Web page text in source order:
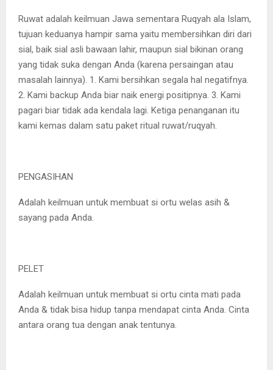
Ruwat adalah keilmuan Jawa sementara Ruqyah ala Islam,
tujuan keduanya hampir sama yaitu membersihkan diri dari
sial, baik sial asli bawaan lahir, maupun sial bikinan orang
yang tidak suka dengan Anda (karena persaingan atau
masalah lainnya). 1. Kami bersihkan segala hal negatifnya.
2. Kami backup Anda biar naik energi positipnya. 3. Kami
pagari biar tidak ada kendala lagi. Ketiga penanganan itu
kami kemas dalam satu paket ritual ruwat/ruqyah.
PENGASIHAN
Adalah keilmuan untuk membuat si ortu welas asih &
sayang pada Anda.
PELET
Adalah keilmuan untuk membuat si ortu cinta mati pada
Anda & tidak bisa hidup tanpa mendapat cinta Anda. Cinta
antara orang tua dengan anak tentunya.